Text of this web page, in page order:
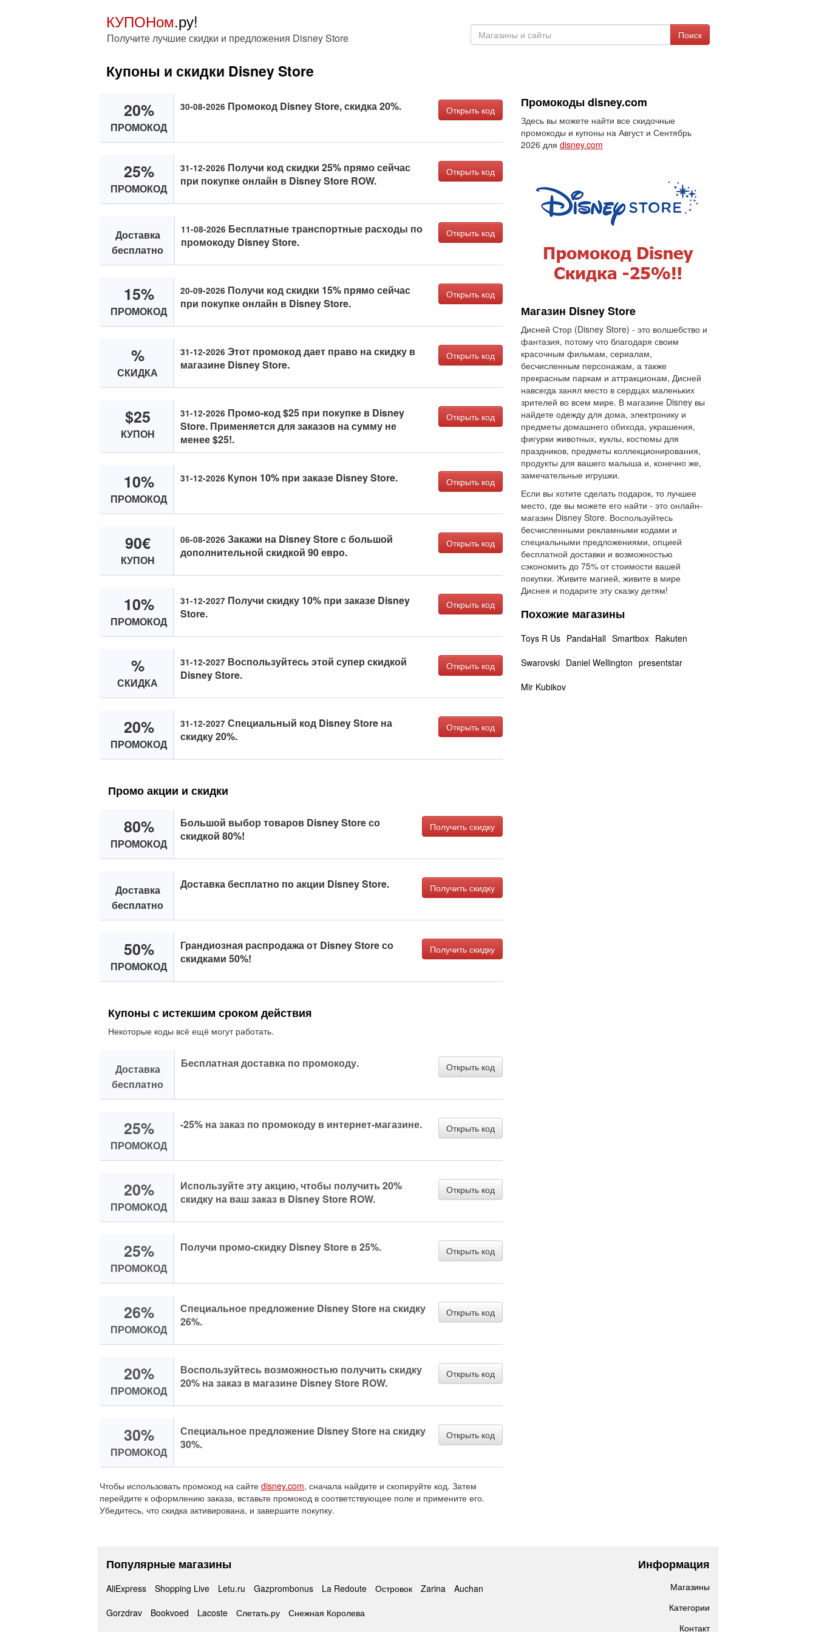
КУПОНом.ру!
Получите лучшие скидки и предложения Disney Store Поиск
Купоны и скидки Disney Store
20%
ПРОМОКОД
30-08-2026 Промокод Disney Store, скидка 20%. Открыть код
25%
ПРОМОКОД
31-12-2026 Получи код скидки 25% прямо сейчас
при покупке онлайн в Disney Store ROW.
Открыть код
Доставка
бесплатно
11-08-2026 Бесплатные транспортные расходы по
промокоду Disney Store.
Открыть код
15%
ПРОМОКОД
20-09-2026 Получи код скидки 15% прямо сейчас
при покупке онлайн в Disney Store.
Открыть код
%
СКИДКА
31-12-2026 Этот промокод дает право на скидку в
магазине Disney Store.
Открыть код
$25
КУПОН
31-12-2026 Промо-код $25 при покупке в Disney
Store. Применяется для заказов на сумму не
менее $25!.
Открыть код
10%
ПРОМОКОД
31-12-2026 Купон 10% при заказе Disney Store. Открыть код
90€
КУПОН
06-08-2026 Закажи на Disney Store с большой
дополнительной скидкой 90 евро.
Открыть код
10%
ПРОМОКОД
31-12-2027 Получи скидку 10% при заказе Disney
Store.
Открыть код
%
СКИДКА
31-12-2027 Воспользуйтесь этой супер скидкой
Disney Store.
Открыть код
20%
ПРОМОКОД
31-12-2027 Специальный код Disney Store на
скидку 20%.
Открыть код
Промо акции и скидки
80%
ПРОМОКОД
Большой выбор товаров Disney Store со
скидкой 80%!
Получить скидку
Доставка
бесплатно
Доставка бесплатно по акции Disney Store. Получить скидку
50%
ПРОМОКОД
Грандиозная распродажа от Disney Store со
скидками 50%!
Получить скидку
Купоны с истекшим сроком действия
Некоторые коды всё ещё могут работать.
Доставка
бесплатно
Бесплатная доставка по промокоду. Открыть код
25%
ПРОМОКОД
-25% на заказ по промокоду в интернет-магазине. Открыть код
20%
ПРОМОКОД
Используйте эту акцию, чтобы получить 20%
скидку на ваш заказ в Disney Store ROW.
Открыть код
25%
ПРОМОКОД
Получи промо-скидку Disney Store в 25%. Открыть код
26%
ПРОМОКОД
Специальное предложение Disney Store на скидку
26%.
Открыть код
20%
ПРОМОКОД
Воспользуйтесь возможностью получить скидку
20% на заказ в магазине Disney Store ROW.
Открыть код
30%
ПРОМОКОД
Специальное предложение Disney Store на скидку
30%.
Открыть код
Чтобы использовать промокод на сайте disney.com, сначала найдите и скопируйте код. Затем
перейдите к оформлению заказа, вставьте промокод в соответствующее поле и примените его.
Убедитесь, что скидка активирована, и завершите покупку.
Промокоды disney.com
Здесь вы можете найти все скидочные
промокоды и купоны на Август и Сентябрь
2026 для disney.com
Магазин Disney Store
Дисней Стор (Disney Store) - это волшебство и
фантазия, потому что благодаря своим
красочным фильмам, сериалам,
бесчисленным персонажам, а также
прекрасным паркам и аттракционам, Дисней
навсегда занял место в сердцах маленьких
зрителей во всем мире. В магазине Disney вы
найдете одежду для дома, электронику и
предметы домашнего обихода, украшения,
фигурки животных, куклы, костюмы для
праздников, предметы коллекционирования,
продукты для вашего малыша и, конечно же,
замечательные игрушки.
Если вы хотите сделать подарок, то лучшее
место, где вы можете его найти - это онлайн-
магазин Disney Store. Воспользуйтесь
бесчисленными рекламными кодами и
специальными предложениями, опцией
бесплатной доставки и возможностью
сэкономить до 75% от стоимости вашей
покупки. Живите магией, живите в мире
Диснея и подарите эту сказку детям!
Похожие магазины
Toys R Us PandaHall Smartbox Rakuten
Swarovski Daniel Wellington presentstar
Mir Kubikov
Популярные магазины
AliExpress Shopping Live Letu.ru Gazprombonus La Redoute Островок Zarina
Auchan
Gorzdrav
Bookvoed Lacoste Слетать.ру Снежная Королева
Информация
Магазины
Категории
Контакт